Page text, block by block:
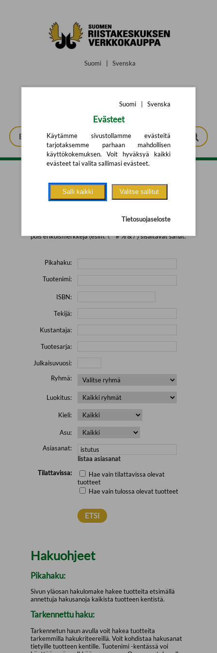
Suomi Svenska
Tarkennettu haku
pois erikoismerkkejä (esim. \' " # % & / ) sisältävät sanat.
Pikahaku:
Tuotenimi:
ISBN:
Tekijä:
Kustantaja:
Tuotesarja:
Julkaisuvuosi:
Ryhmä:
Luokitus:
Kieli:
Asu:
Asiasanat:
listaa asiasanat
Tilattavissa:
Hae vain tilattavissa olevat
tuotteet
Hae vain tulossa olevat tuotteet
Hakuohjeet
Pikahaku:
Sivun yläosan hakulomake hakee tuotteita etsimällä
annettuja hakusanoja kaikista tuotteen kentistä.
Tarkennettu haku:
Tarkennetun haun avulla voit hakea tuotteita
tarkemmilla hakukriteereillä. Voit kohdistaa hakusanat
tietyille tuotteen kentille. Tuotenimi -kentässä voi
Suomi Svenska
Evästeet
Käytämme sivustollamme evästeitä
tarjotaksemme parhaan mahdollisen
käyttökokemuksen. Voit hyväksyä kaikki
evästeet tai valita sallimasi evästeet.
Salli kaikki Valitse sallitut
Tietosuojaseloste